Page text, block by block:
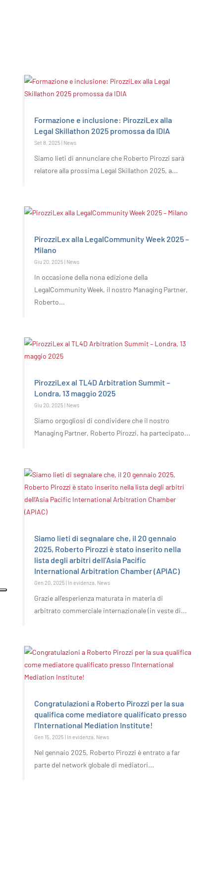
Formazione e inclusione: PirozziLex alla
Legal Skillathon 2025 promossa da IDIA
Set 8, 2025 News
Siamo lieti di annunciare che Roberto Pirozzi sarà
relatore alla prossima Legal Skillathon 2025, a...
PirozziLex alla LegalCommunity Week 2025 –
Milano
Giu 20, 2025 | News
In occasione della nona edizione della
LegalCommunity Week, il nostro Managing Partner,
Roberto...
PirozziLex al TL4D Arbitration Summit –
Londra, 13 maggio 2025
Giu 20, 2025 | News
Siamo orgogliosi di condividere che il nostro
Managing Partner, Roberto Pirozzi, ha partecipato...
Siamo lieti di segnalare che, il 20 gennaio
2025, Roberto Pirozzi è stato inserito nella
lista degli arbitri dell’Asia Pacific
International Arbitration Chamber (APIAC)
Gen 20, 2025 | In evidenza, News
Grazie all'esperienza maturata in materia di
arbitrato commerciale internazionale (in veste di...
Congratulazioni a Roberto Pirozzi per la sua
qualifica come mediatore qualificato presso
l’International Mediation Institute!
Gen 15, 2025 In evidenza, News
Nel gennaio 2025, Roberto Pirozzi è entrato a far
parte del network globale di mediatori...